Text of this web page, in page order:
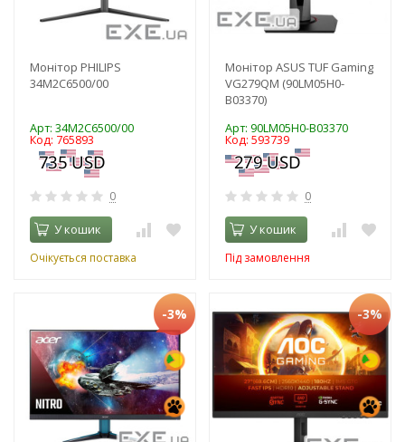
Монітор PHILIPS
34M2C6500/00
Арт: 34M2C6500/00
Код: 765893
0
У кошик
Очікується поставка
Монітор ASUS TUF Gaming
VG279QM (90LM05H0-
B03370)
Арт: 90LM05H0-B03370
Код: 593739
0
У кошик
Під замовлення
-3% -3%